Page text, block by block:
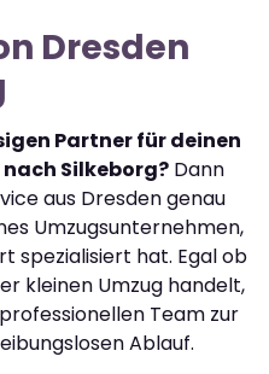
Dresden
Partner für deinen
Silkeborg? Dann
aus Dresden genau
Umzugsunternehmen,
spezialisiert hat. Egal ob
kleinen Umzug handelt,
Team zur
Ablauf.